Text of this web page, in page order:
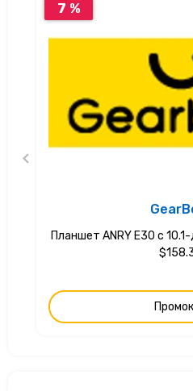
7 %
Планшет ANRY E30 с